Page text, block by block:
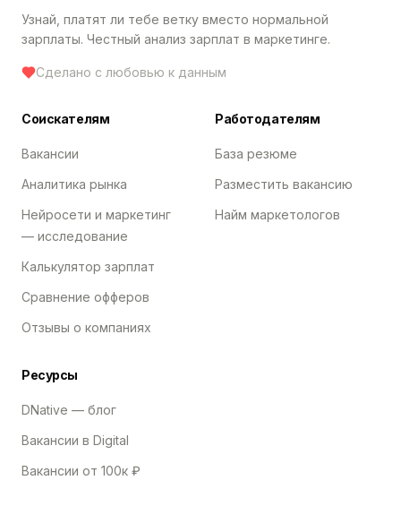
Узнай, платят ли тебе ветку вместо нормальной
зарплаты. Честный анализ зарплат в маркетинге.
Сделано с любовью к данным
Соискателям
Вакансии
Аналитика рынка
Нейросети и маркетинг
— исследование
Калькулятор зарплат
Сравнение офферов
Отзывы о компаниях
Работодателям
База резюме
Разместить вакансию
Найм маркетологов
Ресурсы
DNative — блог
Вакансии в Digital
Вакансии от 100к ₽